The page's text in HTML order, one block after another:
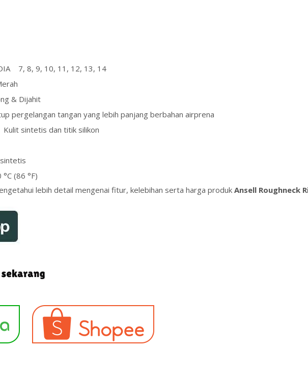
7, 8, 9, 10, 11, 12, 13, 14
& Dijahit
pergelangan tangan yang lebih panjang berbahan airprena
Kulit sintetis dan titik silikon
°C (86 °F)
lebih detail mengenai fitur, kelebihan serta harga produk Ansell Roughneck